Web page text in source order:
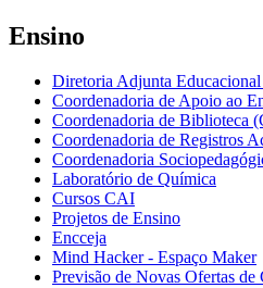
Ensino
Diretoria Adjunta
Coordenadoria de Apoio ao
Coordenadoria de Biblioteca
Coordenadoria de Registros
Coordenadoria
Laboratório de Química
Cursos CAI
Projetos de Ensino
Encceja
Mind Hacker - Espaço Maker
Previsão de Novas Ofertas de